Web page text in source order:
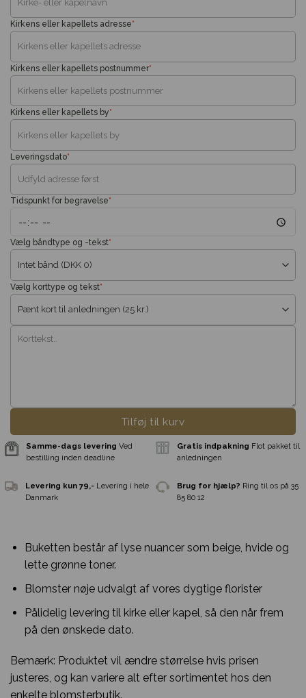
Buketten består af lyse nuancer som beige, hvide og
lette grønne toner.
Blomster nøje udvalgt af vores dygtige florister
Pålidelig levering til kirke eller kapel, så den når frem
på den ønskede dato.
Bemærk: Produktet vil ændre størrelse hvis prisen
justeres, og kan variere alt efter sortimentet hos den
enkelte blomsterbutik.
*
Kirkens eller kapellets adresse
*
Kirkens eller kapellets postnummer
*
Kirkens eller kapellets by
*
Leveringsdato
*
Tidspunkt for begravelse
*
Vælg båndtype og -tekst
*
Vælg korttype og tekst
Tilføj til kurv
Samme-dags levering